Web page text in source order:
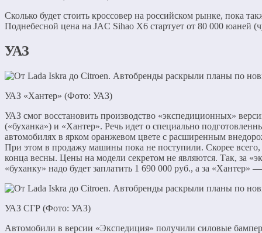
Сколько будет стоить кроссовер на российском рынке, пока
Поднебесной цена на JAC Sihao X6 стартует от 80 000 юаней
УАЗ
УАЗ «Хантер» (Фото: УАЗ)
УАЗ смог восстановить производство «экспедиционных»
(«буханка») и «Хантер». Речь идет о специально
автомобилях в ярком оранжевом цвете с расширенным
При этом в продажу машины пока не поступили. Скорее всего,
конца весны. Цены на модели секретом не являются. Так, за
«буханку» надо будет заплатить 1 690 000 руб., а за «Хантер»
УАЗ СГР (Фото: УАЗ)
Автомобили в версии «Экспедиция» получили силовые